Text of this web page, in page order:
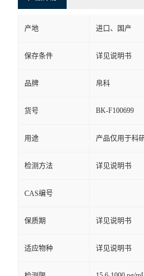
产地 进口、国产
保存条件 详见说明书
品牌 帛科
货号 BK-F100699
用途 产品仅用于科
检测方法 详见说明书
CAS编号
保质期 详见说明书
适应物种 详见说明书